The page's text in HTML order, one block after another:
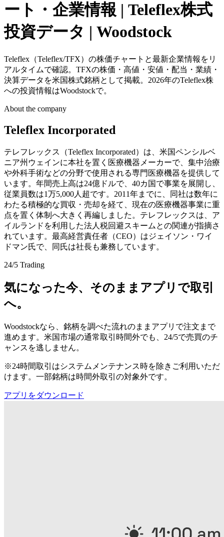
ート・企業情報 | Teleflex株式
投資データ | Woodstock
Teleflex（Teleflex/TFX）の株価チャートと最新企業情報をリ
アルタイムで確認。TFXの株価・高値・安値・配当・業績・
決算データを米国株式銘柄として掲載。2026年のTeleflex株
への投資情報はWoodstockで。
About the company
Teleflex Incorporated
テレフレックス（Teleflex Incorporated）は、米国ペンシルベ
ニア州ウェインに本社を置く医療機器メーカーで、集中治療
や外科手術などの分野で使用される専門医療機器を提供して
います。年間売上高は24億ドルで、40カ国で事業を展開し、
従業員数は1万5,000人超です。2011年までに、同社は数年に
わたる積極的な買収・売却を経て、現在の医療機器事業に重
点を置く体制へ大きく再編しました。テレフレックスは、ア
イルランドを利用した法人税回避スキームとの関連が指摘さ
れています。最高経営責任者（CEO）はジェイソン・ワイ
ドマン氏で、同氏は社長も兼務しています。
24/5 Trading
気になった今、そのままアプリで取引
へ。
Woodstockなら、銘柄を調べた流れのままアプリで注文まで
進めます。米国市場の通常取引時間外でも、24/5で売買のチ
ャンスを逃しません。
※24時間取引はシステムメンテナンス時を除きご利用いただ
けます。一部銘柄は時間外取引の対象外です。
アプリをダウンロード